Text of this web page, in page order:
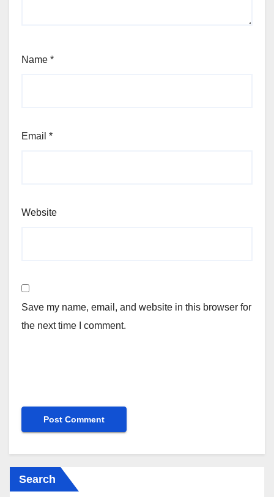
Name *
Email *
Website
Save my name, email, and website in this browser for
the next time I comment.
Search